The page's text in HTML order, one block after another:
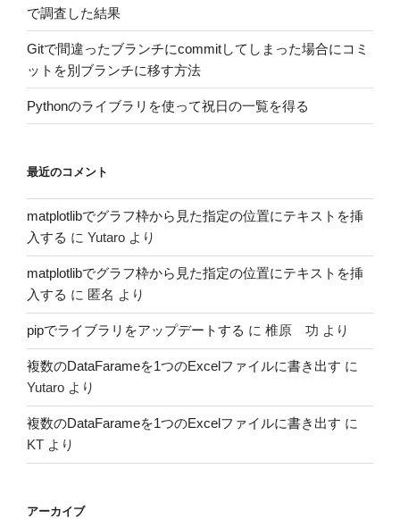
で調査した結果
Gitで間違ったブランチにcommitしてしまった場合にコミ
ットを別ブランチに移す方法
Pythonのライブラリを使って祝日の一覧を得る
最近のコメント
matplotlibでグラフ枠から見た指定の位置にテキストを挿
入する に Yutaro より
matplotlibでグラフ枠から見た指定の位置にテキストを挿
入する に 匿名 より
pipでライブラリをアップデートする に 椎原 功 より
複数のDataFarameを1つのExcelファイルに書き出す に
Yutaro より
複数のDataFarameを1つのExcelファイルに書き出す に
KT より
アーカイブ